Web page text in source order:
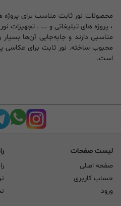
محصولات نور ثابت مناسب برای
، پروژه های تبلیغاتی و ... . تجهیزات
مناسبی دارند و جابه‌جایی آن‌ها
محبوب ساخته. نور ثابت برای
است.
لیست صفحات
صفحه اصلی
حساب کاربری
ورود